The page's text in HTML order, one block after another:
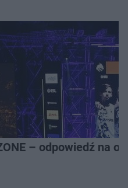
– odpowiedź na